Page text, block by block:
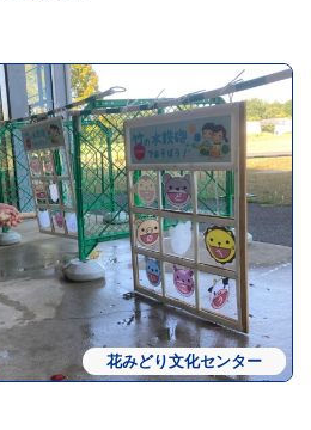
ワークショップ
花みどり文化センター